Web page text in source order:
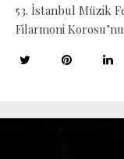
53. İstanbul Müzik
Filarmoni